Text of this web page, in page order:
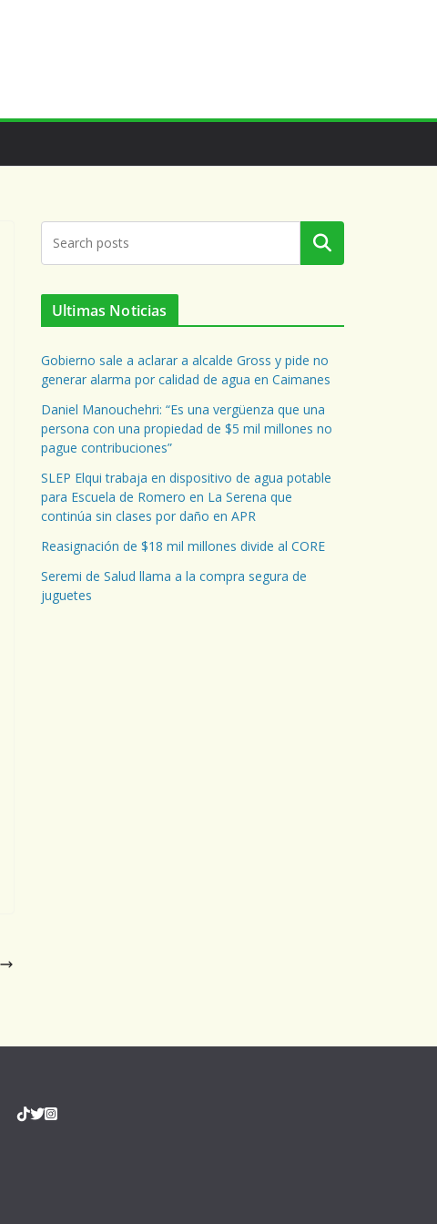
Buscar
Ultimas Noticias
Gobierno sale a aclarar a alcalde Gross y pide no
generar alarma por calidad de agua en Caimanes
Daniel Manouchehri: “Es una vergüenza que una
persona con una propiedad de $5 mil millones no
pague contribuciones”
SLEP Elqui trabaja en dispositivo de agua potable
para Escuela de Romero en La Serena que
continúa sin clases por daño en APR
Reasignación de $18 mil millones divide al CORE
Seremi de Salud llama a la compra segura de
juguetes